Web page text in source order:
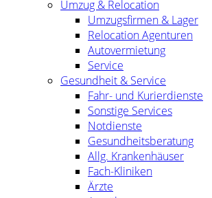
Umzug & Relocation
Umzugsfirmen & Lager
Relocation Agenturen
Autovermietung
Service
Gesundheit & Service
Fahr- und Kurierdienste
Sonstige Services
Notdienste
Gesundheitsberatung
Allg. Krankenhäuser
Fach-Kliniken
Ärzte